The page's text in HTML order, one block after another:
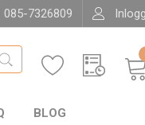
085-7326809
BLOG